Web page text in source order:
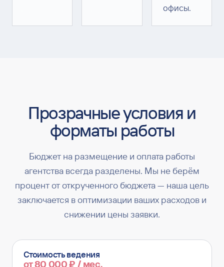
офисы.
Прозрачные условия и
форматы работы
Бюджет на размещение и оплата работы
агентства всегда разделены. Мы не берём
процент от открученного бюджета — наша цель
заключается в оптимизации ваших расходов и
снижении цены заявки.
Стоимость ведения
от 80 000 ₽ / мес.